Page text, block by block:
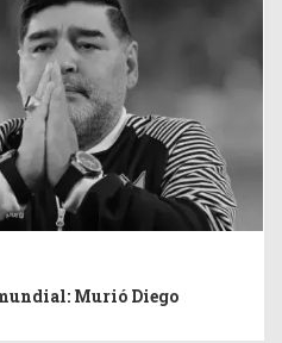
Murió Diego